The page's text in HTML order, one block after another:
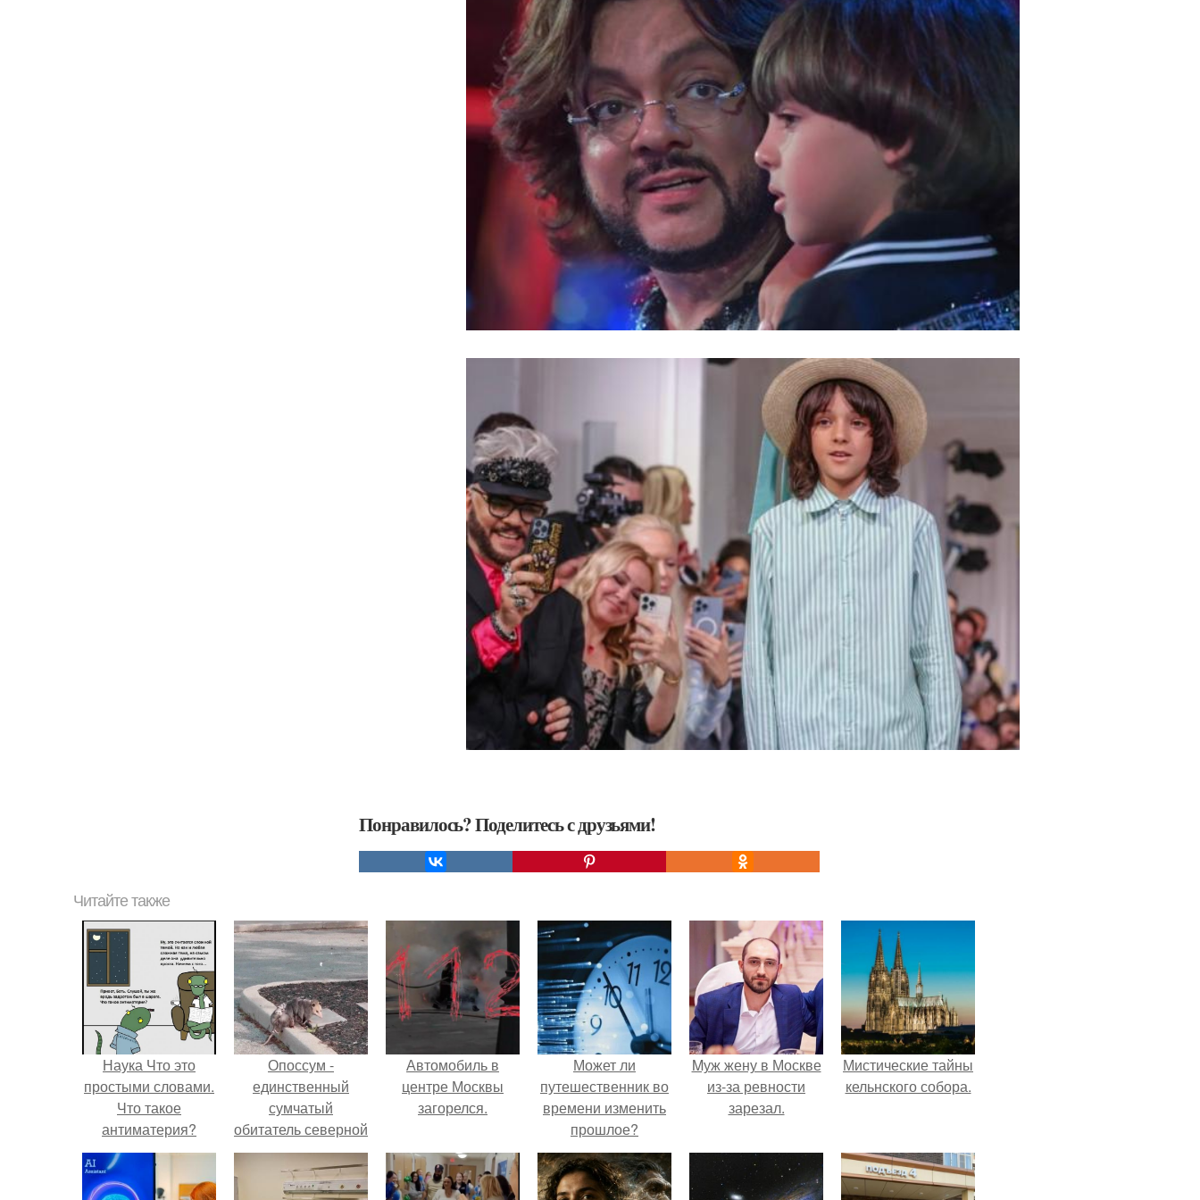
Понравилось? Поделитесь с друзьями!
Читайте также
Наука Что это
простыми словами.
Что такое
антиматерия?
Опоссум -
единственный
сумчатый
обитатель северной
америки.
Автомобиль в
центре Москвы
загорелся.
Может ли
путешественник во
времени изменить
прошлое?
Mуж жену в Москве
из-за ревности
зарезал.
Мистические тайны
кельнского собора.